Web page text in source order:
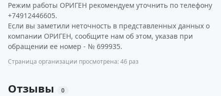
Режим работы ОРИГЕН рекомендуем уточнить по телефону
+74912446605.
Если вы заметили неточность в представленных данных о
компании ОРИГЕН, сообщите нам об этом, указав при
обращении ее номер - № 699935.
Страница организации просмотрена: 46 раз
Отзывы 0